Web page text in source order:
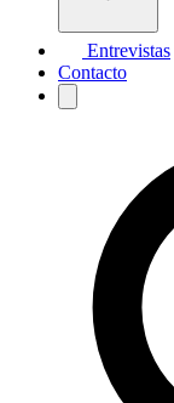
Entrevistas
Contacto